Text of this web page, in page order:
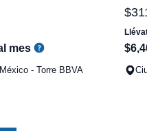
mes
- Torre BBVA
$
$6,